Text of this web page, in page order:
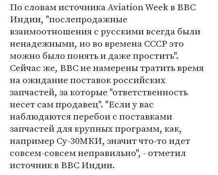
По словам источника Aviation Week в ВВС
Индии, "послепродажные
взаимоотношения с русскими всегда были
ненадежными, но во времена СССР это
можно было понять и даже простить".
Сейчас же, ВВС не намерены тратить время
на ожидание поставок российских
запчастей, за которые "ответственность
несет сам продавец". "Если у вас
наблюдаются перебои с поставками
запчастей для крупных программ, как,
например Су-30МКИ, значит что-то идет
совсем-совсем неправильно", - отметил
источник в ВВС Индии.